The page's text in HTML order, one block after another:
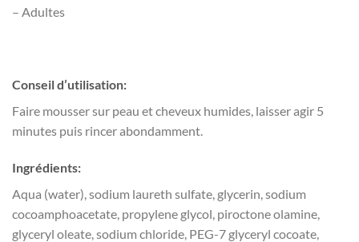
– Adultes
Conseil d’utilisation:
Faire mousser sur peau et cheveux humides, laisser agir 5
minutes puis rincer abondamment.
Ingrédients:
Aqua (water), sodium laureth sulfate, glycerin, sodium
cocoamphoacetate, propylene glycol, piroctone olamine,
glyceryl oleate, sodium chloride, PEG-7 glyceryl cocoate,